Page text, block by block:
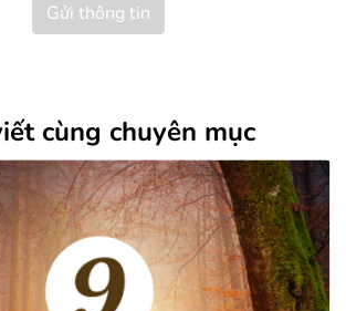
Gửi thông tin
cùng chuyên mục